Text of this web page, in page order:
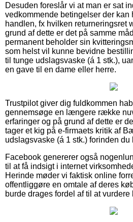
Desuden foreslår vi at man er sat
vedkommende betingelser der kan
handlen, fx hvilken returneringsret
grund af dette er det på samme
permanent beholder sin
som helst vil kunne bevidne
til tunge udslagsvaske (á 1 stk.),
en gave til en dame eller herre.
Trustpilot giver dig fuldkommen
gennemsøge en længere række
erfaringer og på grund af dette er
tager et kig på e-firmaets kritik af
udslagsvaske (á 1 stk.) forinden du
Facebook genererer også
til at få indsigt i internet
Herinde møder vi faktisk online
offentliggøre en omtale af deres
burde drages fordel af til at